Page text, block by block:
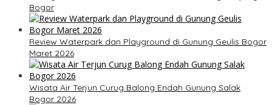
Bogor
Review Waterpark dan Playground di Gunung Geulis Bogor
Maret 2026
Wisata Air Terjun Curug Balong Endah Gunung Salak
Bogor 2026